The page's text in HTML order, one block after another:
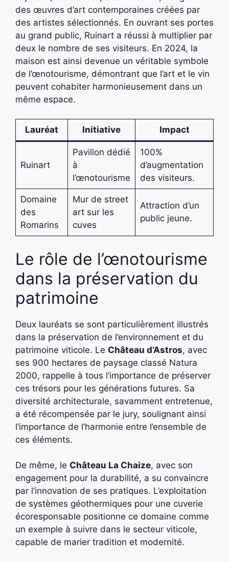
des œuvres d’art contemporaines créées par
des artistes sélectionnés. En ouvrant ses portes
au grand public, Ruinart a réussi à multiplier par
deux le nombre de ses visiteurs. En 2024, la
maison est ainsi devenue un véritable symbole
de l’œnotourisme, démontrant que l’art et le vin
peuvent cohabiter harmonieusement dans un
même espace.
Lauréat Initiative Impact
Ruinart
Pavillon dédié
à
l’œnotourisme
100%
d’augmentation
des visiteurs.
Domaine
des
Romarins
Mur de street
art sur les
cuves
Attraction d’un
public jeune.
Le rôle de l’œnotourisme
dans la préservation du
patrimoine
Deux lauréats se sont particulièrement illustrés
dans la préservation de l’environnement et du
patrimoine viticole. Le Château d’Astros, avec
ses 900 hectares de paysage classé Natura
2000, rappelle à tous l’importance de préserver
ces trésors pour les générations futures. Sa
diversité architecturale, savamment entretenue,
a été récompensée par le jury, soulignant ainsi
l’importance de l’harmonie entre l’ensemble de
ces éléments.
De même, le Château La Chaize, avec son
engagement pour la durabilité, a su convaincre
par l’innovation de ses pratiques. L’exploitation
de systèmes géothermiques pour une cuverie
écoresponsable positionne ce domaine comme
un exemple à suivre dans le secteur viticole,
capable de marier tradition et modernité.